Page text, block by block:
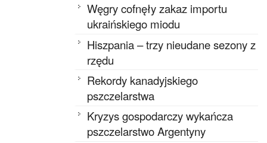
Węgry cofnęły zakaz importu
ukraińskiego miodu
Hiszpania – trzy nieudane sezony z
rzędu
Rekordy kanadyjskiego
pszczelarstwa
Kryzys gospodarczy wykańcza
pszczelarstwo Argentyny